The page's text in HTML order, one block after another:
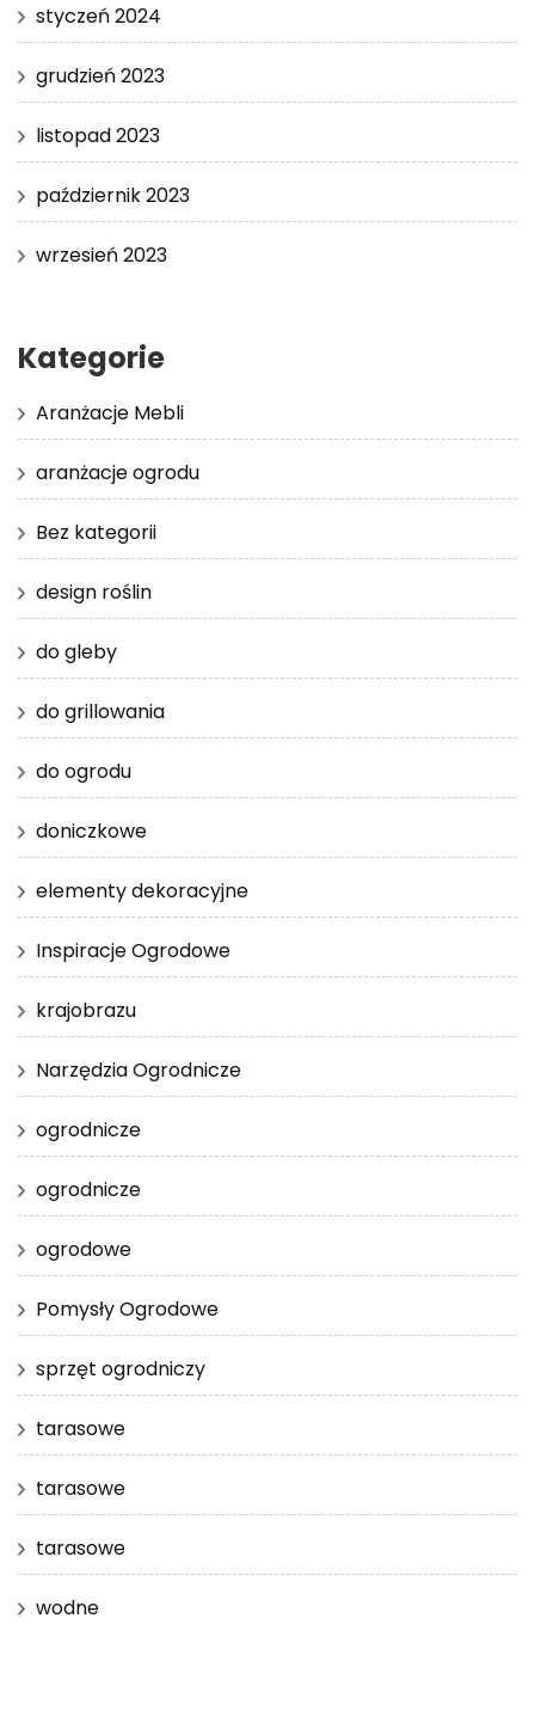
styczeń 2024
grudzień 2023
listopad 2023
październik 2023
wrzesień 2023
Kategorie
Aranżacje Mebli
aranżacje ogrodu
Bez kategorii
design roślin
do gleby
do grillowania
do ogrodu
doniczkowe
elementy dekoracyjne
Inspiracje Ogrodowe
krajobrazu
Narzędzia Ogrodnicze
ogrodnicze
ogrodnicze
ogrodowe
Pomysły Ogrodowe
sprzęt ogrodniczy
tarasowe
tarasowe
tarasowe
wodne